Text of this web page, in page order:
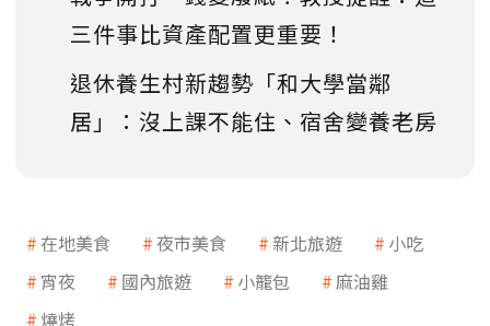
三件事比資產配置更重要！
退休養生村新趨勢「和大學當鄰
居」：沒上課不能住、宿舍變養老房
在地美食 夜市美食 新北旅遊
小吃
宵夜
國內旅遊 小籠包
麻油雞
燒烤